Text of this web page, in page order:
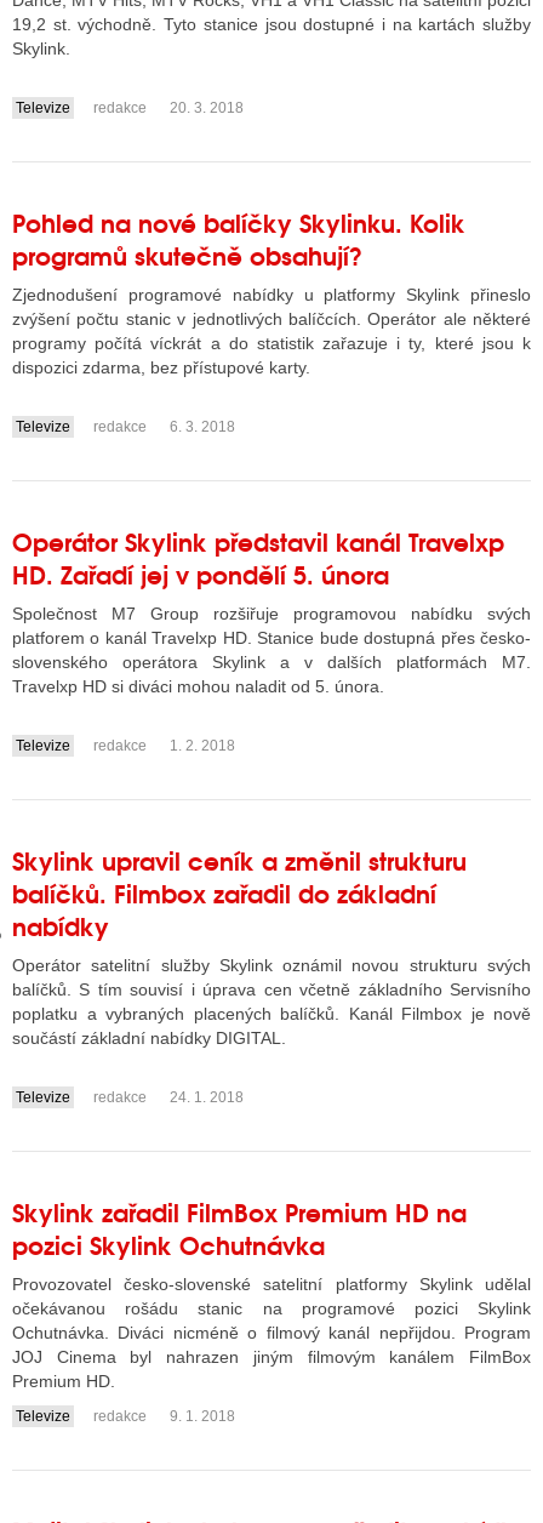
TELEVIZÍ
INTERNET
RÁDIA
STRÁNKY RÁDIÍ
STÁT BLOGEREM
DISKUTÉRA NA RADIOTV
STARŠÍCH DISKUZÍ
19,2 st. východně. Tyto stanice jsou dostupné i na kartách služby
Skylink.
....
Televize redakce 20. 3. 2018
Pohled na nové balíčky Skylinku. Kolik
programů skutečně obsahují?
Zjednodušení programové nabídky u platformy Skylink přineslo
zvýšení počtu stanic v jednotlivých balíčcích. Operátor ale některé
programy počítá víckrát a do statistik zařazuje i ty, které jsou k
dispozici zdarma, bez přístupové karty.
....
Televize redakce 6. 3. 2018
Operátor Skylink představil kanál Travelxp
HD. Zařadí jej v pondělí 5. února
Společnost M7 Group rozšiřuje programovou nabídku svých
platforem o kanál Travelxp HD. Stanice bude dostupná přes česko-
slovenského operátora Skylink a v dalších platformách M7.
Travelxp HD si diváci mohou naladit od 5. února.
....
Televize redakce 1. 2. 2018
Skylink upravil ceník a změnil strukturu
balíčků. Filmbox zařadil do základní
nabídky
Operátor satelitní služby Skylink oznámil novou strukturu svých
balíčků. S tím souvisí i úprava cen včetně základního Servisního
poplatku a vybraných placených balíčků. Kanál Filmbox je nově
součástí základní nabídky DIGITAL.
....
Televize redakce 24. 1. 2018
Skylink zařadil FilmBox Premium HD na
pozici Skylink Ochutnávka
Provozovatel česko-slovenské satelitní platformy Skylink udělal
očekávanou rošádu stanic na programové pozici Skylink
Ochutnávka. Diváci nicméně o filmový kanál nepřijdou. Program
JOJ Cinema byl nahrazen jiným filmovým kanálem FilmBox
Premium HD.
....
Televize redakce 9. 1. 2018